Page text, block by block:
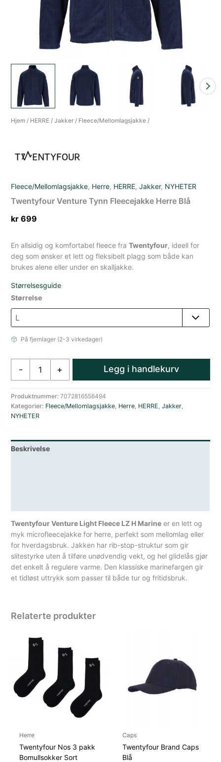
Hjem / HERRE /Jakker / Fleece/Mellomlagsjakke /
Fleece/Mellomlagsjakke, Herre, HERRE,Jakker, NYHETER
Twentyfour Venture Tynn Fleecejakke Herre Blå
kr 699
En allsidig og komfortabel fleece fraTwentyfour, ideell for
deg som ønsker et lett og fleksibelt plagg som både kan
brukes alene eller under en skalljakke.
Størrelsesguide
Størrelse
På fjernlager (2-3 virkedager)
-
Fleecejakke
Herre
Blå
+ Legg i handlekurv
Produktnummer:7072816556494
Kategorier: Fleece/Mellomlagsjakke, Herre, HERRE,Jakker,
NYHETER
Beskrivelse
Twentyfour Venture Light Fleece LZ H Marine er en lett og
myk microfleecejakke for herre, perfekt som mellomlag eller
for hverdagsbruk. Jakken har rib-stop-struktur som gir
slitestyrke uten å tilføre unødvendig vekt, og hel glidelås gjør
det enkelt å regulere varme. Den klassiske marinefargen gir
et tidløst uttrykk som passer til både tur og fritidsbruk.
Relaterte produkter
Herre
Twentyfour Nos 3 pakk
Bomullsokker Sort
Caps
Twentyfour Brand Caps
Blå